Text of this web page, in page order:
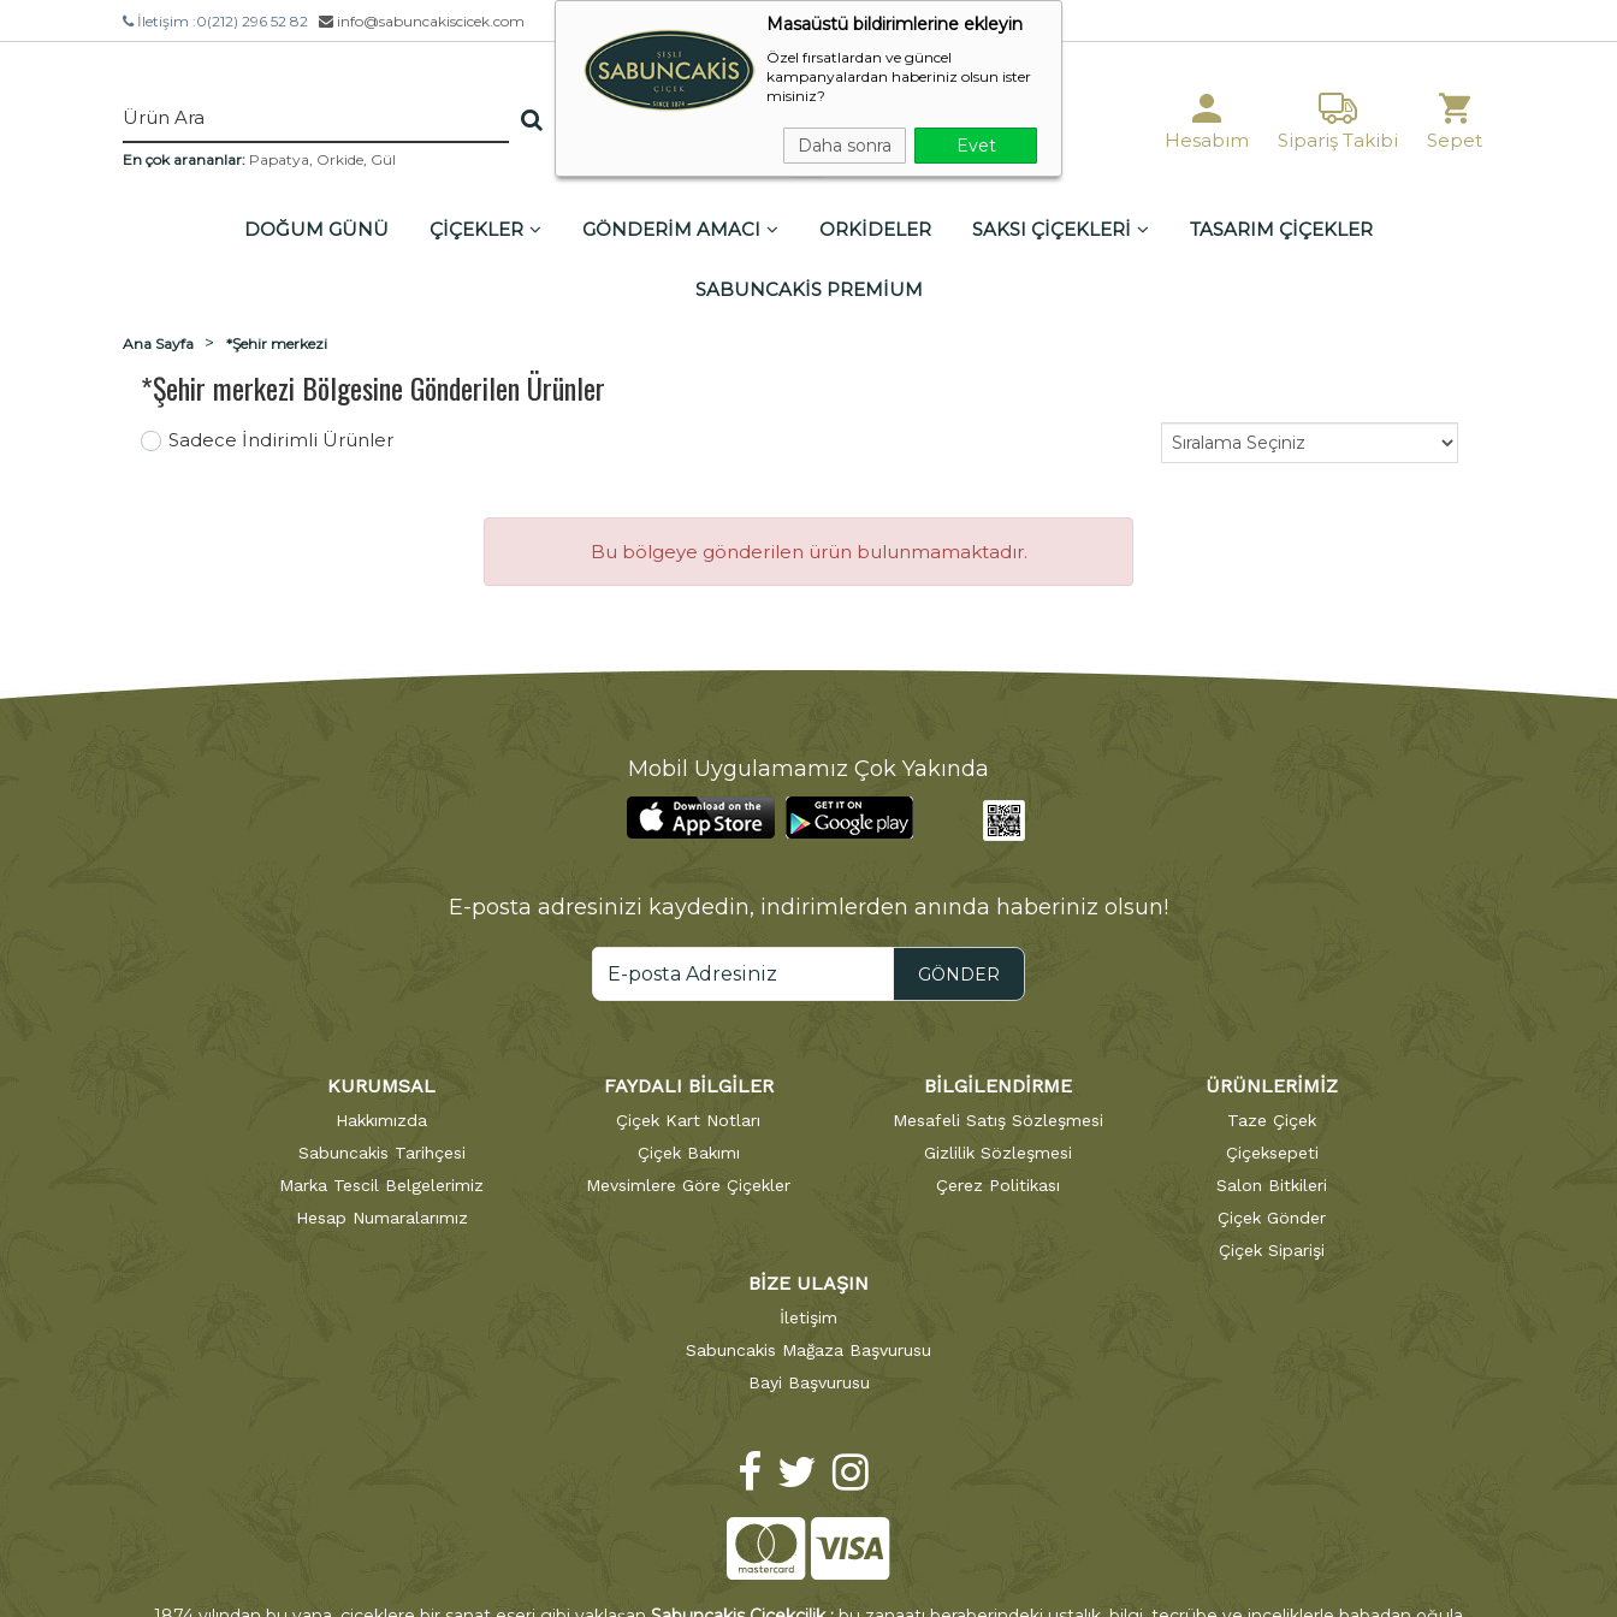
Masaüstü bildirimlerine ekleyin
Özel fırsatlardan ve güncel
kampanyalardan haberiniz olsun ister
misiniz?
Daha sonra Evet
İletişim :0(212) 296 52 82 info@sabuncakiscicek.com
En çok arananlar: Papatya, Orkide, Gül
Hesabım Sipariş Takibi Sepet
DOĞUM GÜNÜ ÇİÇEKLER GÖNDERİM AMACI ORKİDELER SAKSI ÇİÇEKLERİ TASARIM ÇİÇEKLER
SABUNCAKİS PREMİUM
Ana Sayfa *Şehir merkezi
*Şehir merkezi Bölgesine Gönderilen Ürünler
Sadece İndirimli Ürünler
Bu bölgeye gönderilen ürün bulunmamaktadır.
Mobil Uygulamamız Çok Yakında
E-posta adresinizi kaydedin, indirimlerden anında haberiniz olsun!
GÖNDER
KURUMSAL
Hakkımızda
Sabuncakis Tarihçesi
Marka Tescil Belgelerimiz
Hesap Numaralarımız
FAYDALI BİLGİLER
Çiçek Kart Notları
Çiçek Bakımı
Mevsimlere Göre Çiçekler
BİLGİLENDİRME
Mesafeli Satış Sözleşmesi
Gizlilik Sözleşmesi
Çerez Politikası
ÜRÜNLERİMİZ
Taze Çiçek
Çiçeksepeti
Salon Bitkileri
Çiçek Gönder
Çiçek Siparişi
BİZE ULAŞIN
İletişim
Sabuncakis Mağaza Başvurusu
Bayi Başvurusu